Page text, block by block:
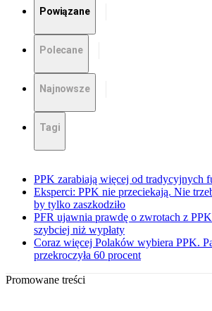
Powiązane
Polecane
Najnowsze
Tagi
PPK zarabiają więcej od tradycyjnych
Eksperci: PPK nie przeciekają. Nie
by tylko zaszkodziło
PFR ujawnia prawdę o zwrotach z
szybciej niż wypłaty
Coraz więcej Polaków wybiera PPK.
przekroczyła 60 procent
Promowane treści